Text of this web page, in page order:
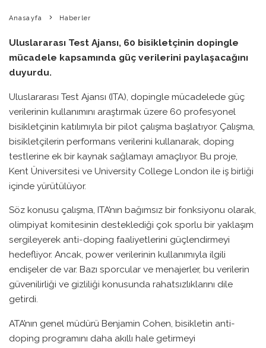
Anasayfa Haberler
Uluslararası Test Ajansı, 60 bisikletçinin dopingle
mücadele kapsamında güç verilerini paylaşacağını
duyurdu.
Uluslararası Test Ajansı (ITA), dopingle mücadelede güç
verilerinin kullanımını araştırmak üzere 60 profesyonel
bisikletçinin katılımıyla bir pilot çalışma başlatıyor. Çalışma,
bisikletçilerin performans verilerini kullanarak, doping
testlerine ek bir kaynak sağlamayı amaçlıyor. Bu proje,
Kent Üniversitesi ve University College London ile iş birliği
içinde yürütülüyor.
Söz konusu çalışma, ITA’nın bağımsız bir fonksiyonu olarak,
olimpiyat komitesinin desteklediği çok sporlu bir yaklaşım
sergileyerek anti-doping faaliyetlerini güçlendirmeyi
hedefliyor. Ancak, power verilerinin kullanımıyla ilgili
endişeler de var. Bazı sporcular ve menajerler, bu verilerin
güvenilirliği ve gizliliği konusunda rahatsızlıklarını dile
getirdi.
ATA’nın genel müdürü Benjamin Cohen, bisikletin anti-
doping programını daha akıllı hale getirmeyi